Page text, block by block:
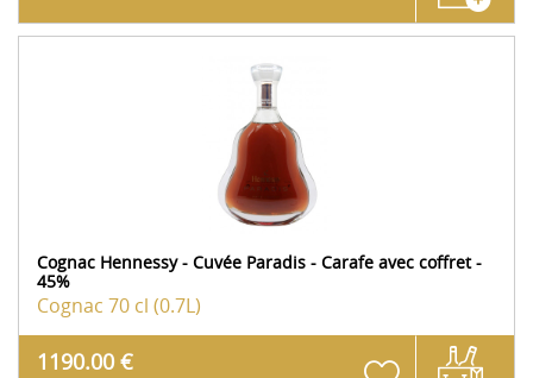
Cognac Hennessy - Cuvée Paradis - Carafe avec coffret -
45%
Cognac 70 cl (0.7L)
1190.00 €